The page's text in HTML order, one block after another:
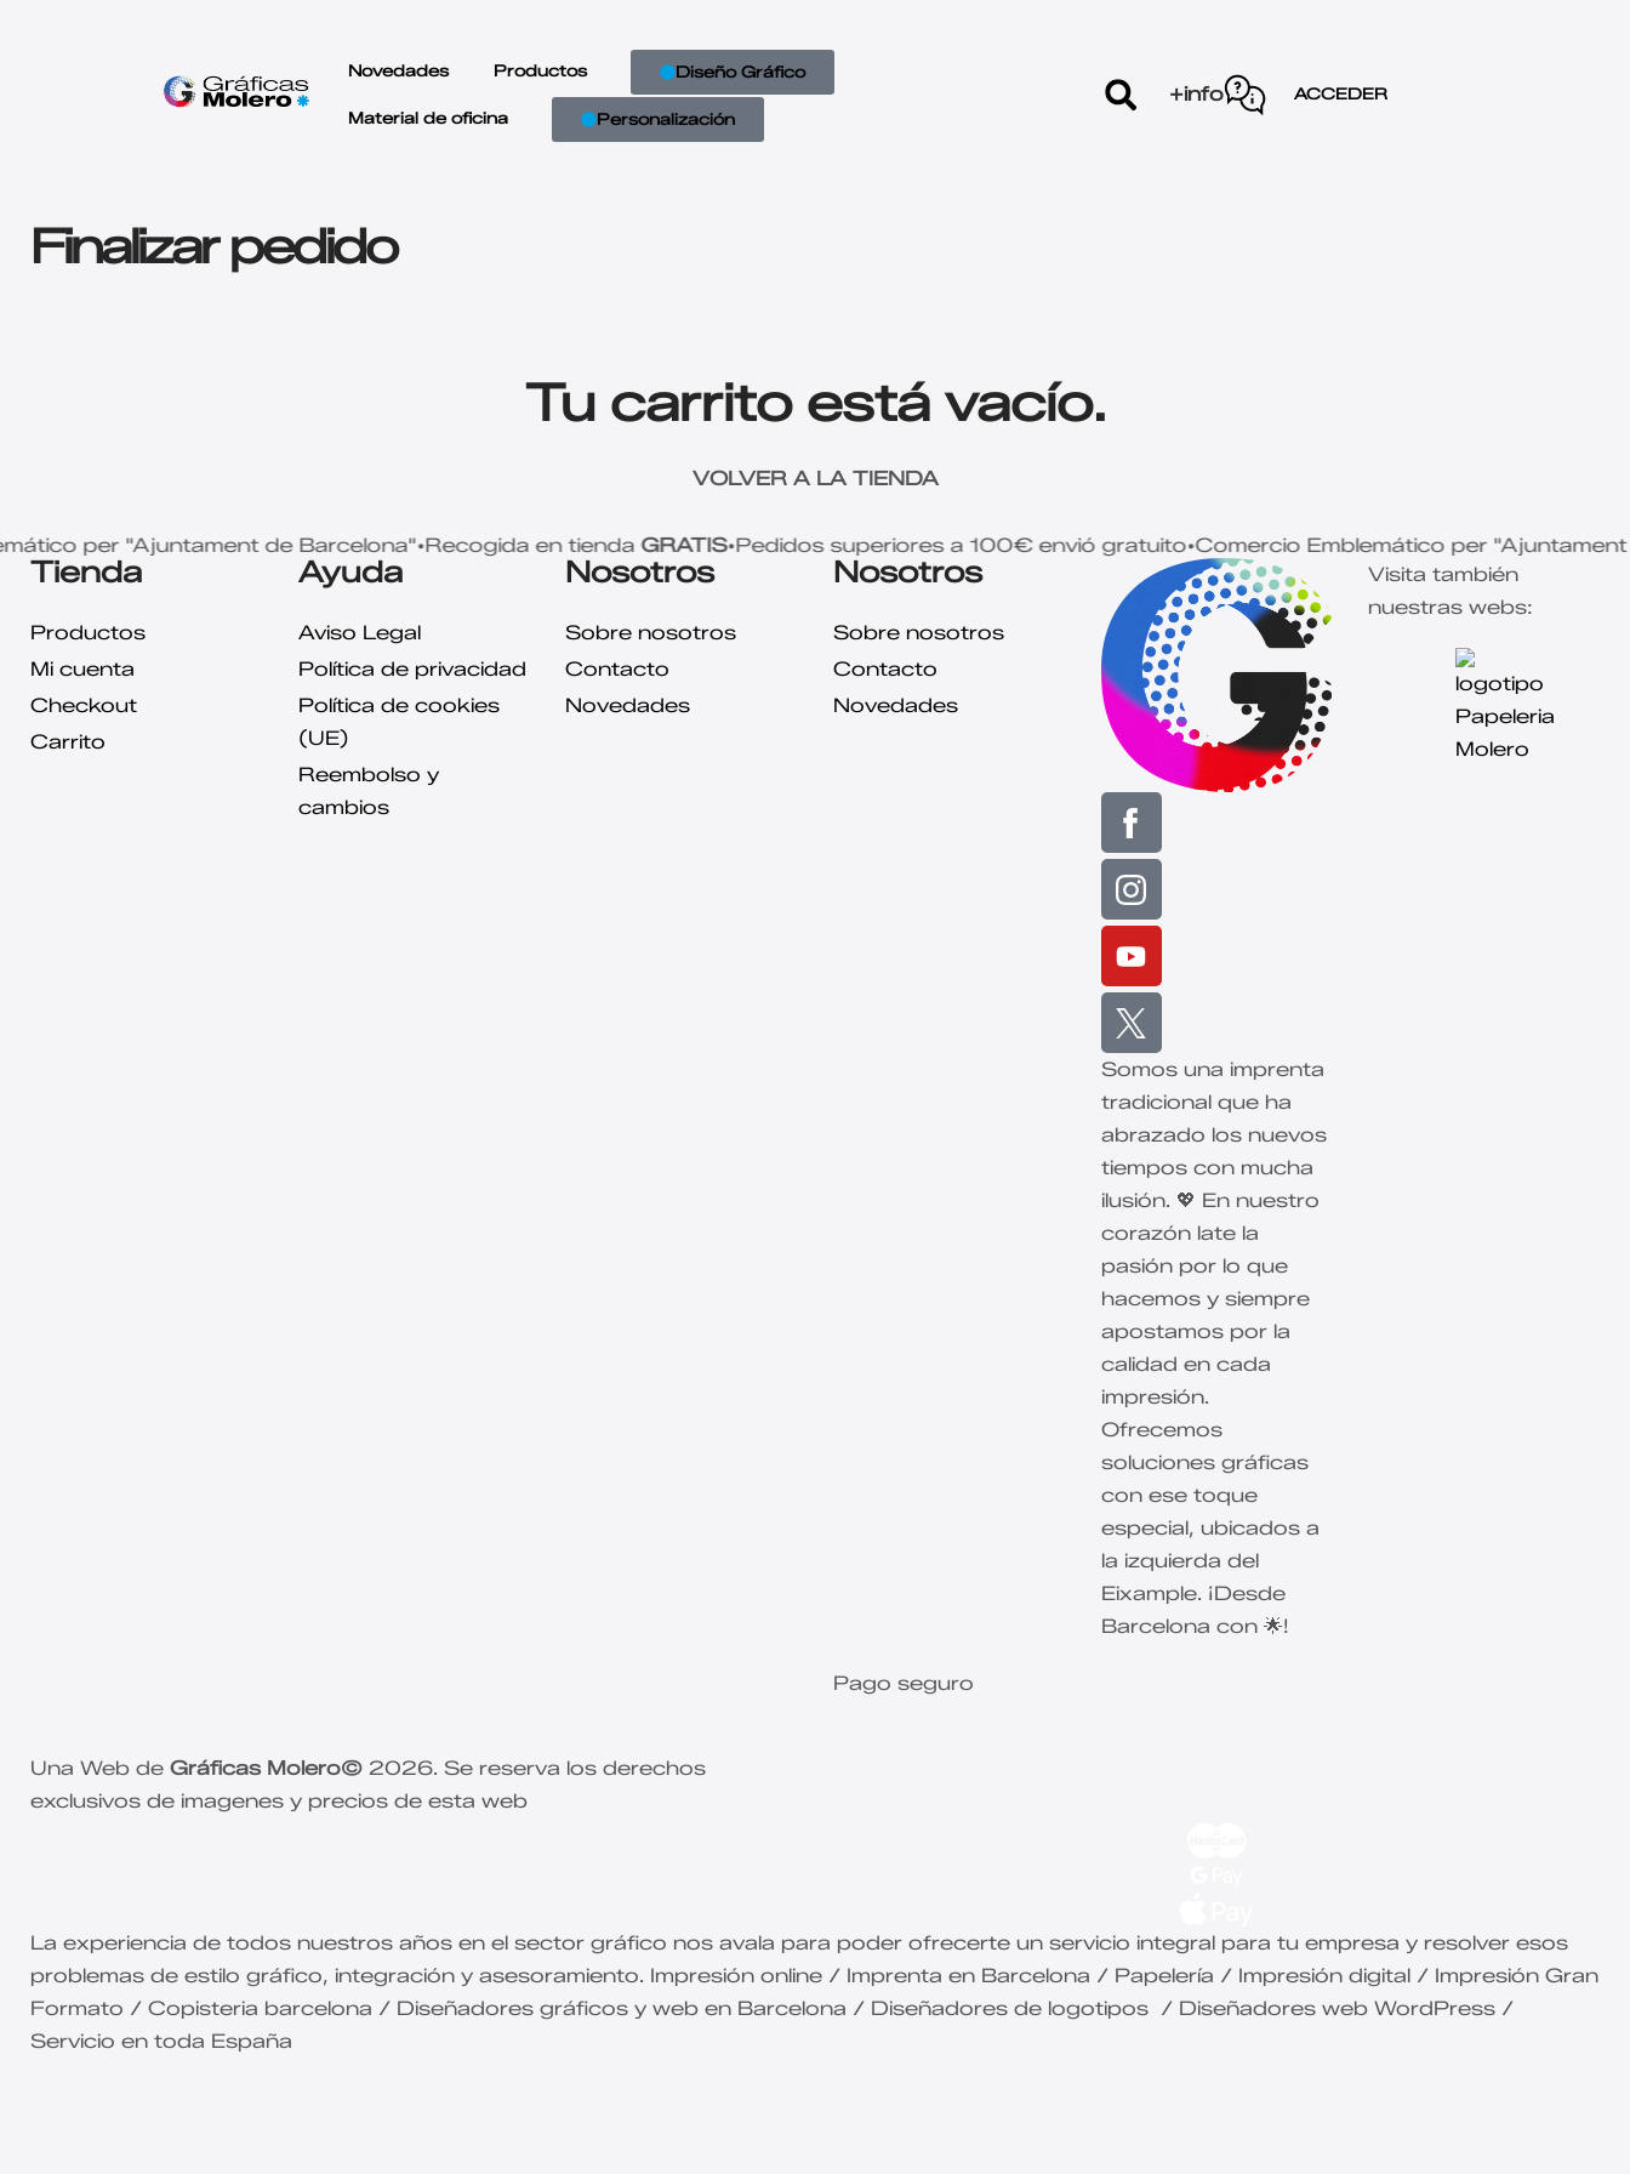
Novedades Productos Diseño Gráfico
Material de oficina Personalización
+info ACCEDER
Finalizar pedido
Tu carrito está vacío.
VOLVER A LA TIENDA
per "Ajuntament de Barcelona"•Recogida en tiendaGRATIS•Pedidos superiores a 100€ envió gratuito•Comercio Emblemático per "Ajuntament de
Tienda
Productos
Mi cuenta
Checkout
Carrito
Ayuda
Aviso Legal
Política de privacidad
Política de cookies
(UE)
Reembolso y
cambios
Nosotros
Sobre nosotros
Contacto
Novedades
Nosotros
Sobre nosotros
Contacto
Novedades
Somos una imprenta
tradicional que ha
abrazado los nuevos
tiempos con mucha
ilusión. 💖 En nuestro
corazón late la
pasión por lo que
hacemos y siempre
apostamos por la
calidad en cada
impresión.
Ofrecemos
soluciones gráficas
con ese toque
especial, ubicados a
la izquierda del
Eixample. ¡Desde
Barcelona con 🌟!
Visita también
nuestras webs:
Una Web de Gráficas Molero© 2026. Se reserva los derechos
exclusivos de imagenes y precios de esta web
Pago seguro
La experiencia de todos nuestros años en el sector gráfico nos avala para poder ofrecerte un servicio integral para tu empresa y resolver esos
problemas de estilo gráfico, integración y asesoramiento. Impresión online / Imprenta en Barcelona / Papelería / Impresión digital / Impresión Gran
Formato / Copisteria barcelona / Diseñadores gráficos y web en Barcelona / Diseñadores de logotipos / Diseñadores web WordPress /
Servicio en toda España